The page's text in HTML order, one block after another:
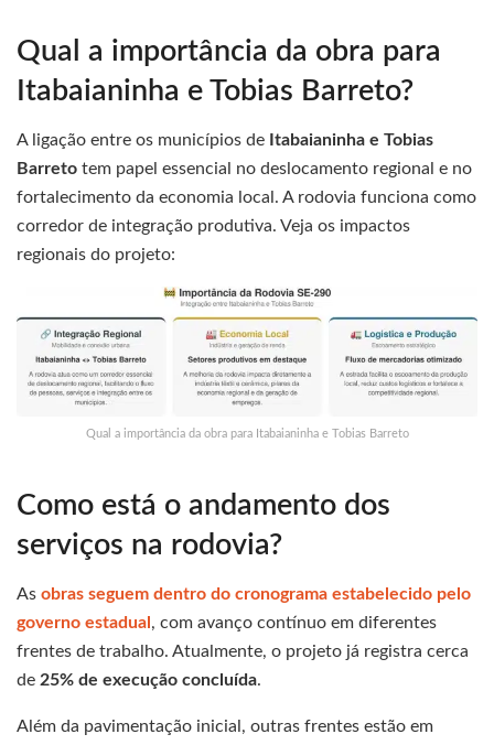
Qual a importância da obra para
Itabaianinha e Tobias Barreto?
A ligação entre os municípios de Itabaianinha e Tobias
Barreto tem papel essencial no deslocamento regional e no
fortalecimento da economia local. A rodovia funciona como
corredor de integração produtiva. Veja os impactos
regionais do projeto:
Qual a importância da obra para Itabaianinha e Tobias Barreto
Como está o andamento dos
serviços na rodovia?
As obras seguem dentro do cronograma estabelecido pelo
governo estadual , com avanço contínuo em diferentes
frentes de trabalho. Atualmente, o projeto já registra cerca
de 25% de execução concluída.
Além da pavimentação inicial, outras frentes estão em